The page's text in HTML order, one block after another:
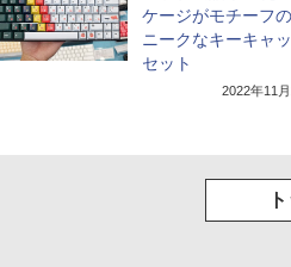
ケージがモチーフ
ニークなキーキャ
セット
2022年11